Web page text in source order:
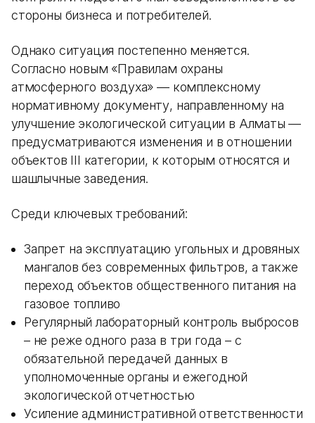
стороны бизнеса и потребителей.
Однако ситуация постепенно меняется.
Согласно новым «Правилам охраны
атмосферного воздуха» — комплексному
нормативному документу, направленному на
улучшение экологической ситуации в Алматы —
предусматриваются изменения и в отношении
объектов III категории, к которым относятся и
шашлычные заведения.
Среди ключевых требований:
Запрет на эксплуатацию угольных и дровяных
мангалов без современных фильтров, а также
переход объектов общественного питания на
газовое топливо
Регулярный лабораторный контроль выбросов
– не реже одного раза в три года – с
обязательной передачей данных в
уполномоченные органы и ежегодной
экологической отчетностью
Усиление административной ответственности